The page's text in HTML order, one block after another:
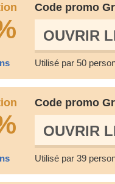
Code promo
OUVRIR
Utilisé par 50
Code promo
OUVRIR
Utilisé par 39